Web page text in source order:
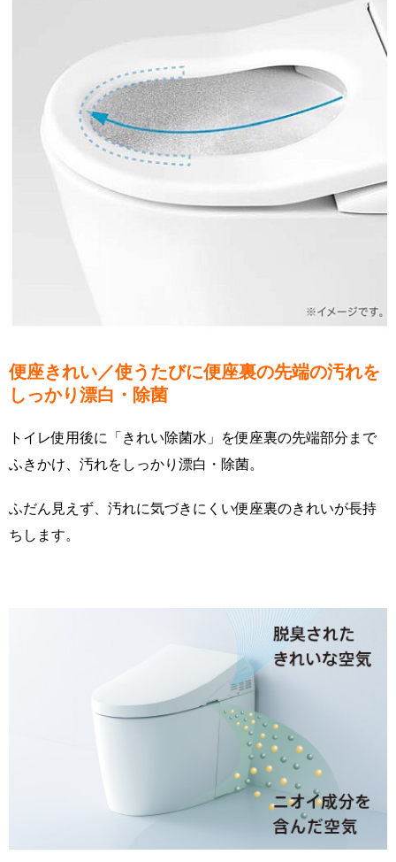
便座きれい／使うたびに便座裏の先端の汚れを
しっかり漂白・除菌
トイレ使用後に「きれい除菌水」を便座裏の先端部分まで
ふきかけ、汚れをしっかり漂白・除菌。
ふだん見えず、汚れに気づきにくい便座裏のきれいが長持
ちします。